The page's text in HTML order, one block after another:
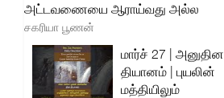
அட்டவணையை ஆராய்வது அல்ல
சகரியா பூணன்
மார்ச் 27 | அனுதின
தியானம் | புயலின்
மத்தியிலும்